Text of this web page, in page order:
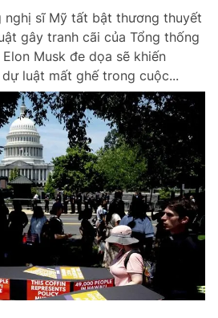
nghị sĩ Mỹ tất bật thương thuyết
gây tranh cãi của Tổng thống
Musk đe dọa sẽ khiến
luật mất ghế trong cuộc...